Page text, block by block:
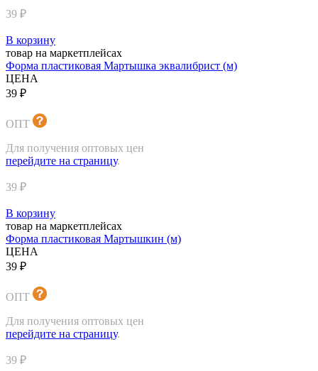
39 ₽
В корзину
товар на маркетплейсах
Форма пластиковая Мартышка эквалибрист (м)
ЦЕНА
39 ₽
ОПТ
Для получения оптовых цен
перейдите на страницу.
39 ₽
В корзину
товар на маркетплейсах
Форма пластиковая Мартышкин (м)
ЦЕНА
39 ₽
ОПТ
Для получения оптовых цен
перейдите на страницу.
39 ₽